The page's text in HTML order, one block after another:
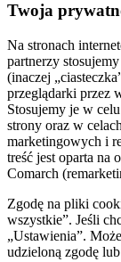
Twoja
Na stronach
partnerzy
(inaczej
przeglądarki przez
Stosujemy je w
strony oraz w
marketingowych i
treść jest oparta na
Comarch
Zgodę na pliki
wszystkie”. Jeśli
„Ustawienia”.
udzieloną zgodę